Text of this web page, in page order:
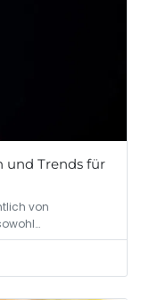
und Trends für
von